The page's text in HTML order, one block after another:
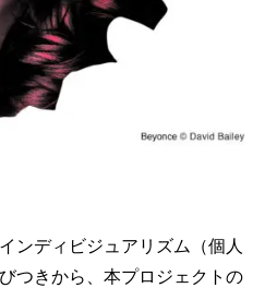
ンディビジュアリズム（個人
つきから、本プロジェクトの